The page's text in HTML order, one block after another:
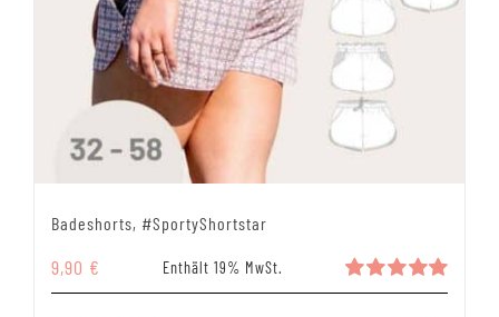
Badeshorts, #SportyShortstar
Bewertet
9,90 € Enthält 19% MwSt.